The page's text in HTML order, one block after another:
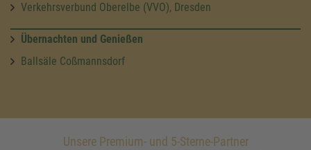
Verkehrsverbund Oberelbe (VVO), Dresden
Übernachten und Genießen
Ballsäle Coßmannsdorf
Unsere Premium- und 5-Sterne-Partner